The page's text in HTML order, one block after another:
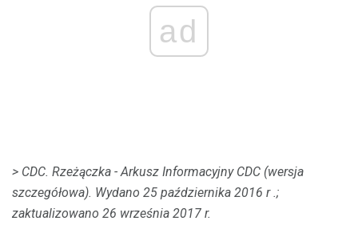
ad
> CDC. Rzeżączka - Arkusz Informacyjny CDC (wersja
szczegółowa). Wydano 25 października 2016 r .;
zaktualizowano 26 września 2017 r.